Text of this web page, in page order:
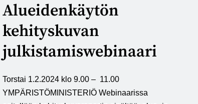
Alueidenkäytön
kehityskuvan
julkistamiswebinaari
Torstai 1.2.2024 klo 9.00 – 11.00
YMPÄRISTÖMINISTERIÖ Webinaarissa